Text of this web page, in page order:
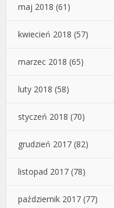
maj 2018 (61)
kwiecień 2018 (57)
marzec 2018 (65)
luty 2018 (58)
styczeń 2018 (70)
grudzień 2017 (82)
listopad 2017 (78)
październik 2017 (77)